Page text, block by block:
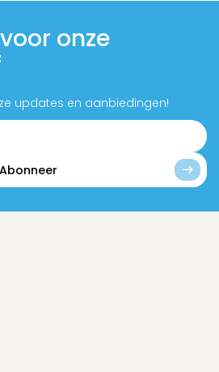
onze
updates en aanbiedingen!
Abonneer